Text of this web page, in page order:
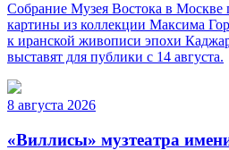
Собрание Музея Востока в Москве
картины из коллекции Максима
к иранской живописи эпохи
выставят для публики с 14 августа.
8 августа 2026
«Виллисы» музтеатра